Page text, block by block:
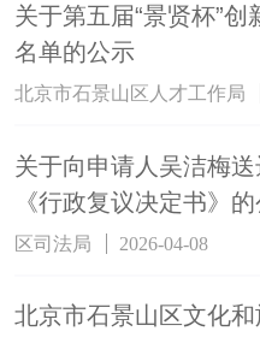
关于第五届“景贤杯”
名单的公示
北京市石景山区人才工作局
关于向申请人吴洁梅
《行政复议决定书》
区司法局 2026-04-08
北京市石景山区文化